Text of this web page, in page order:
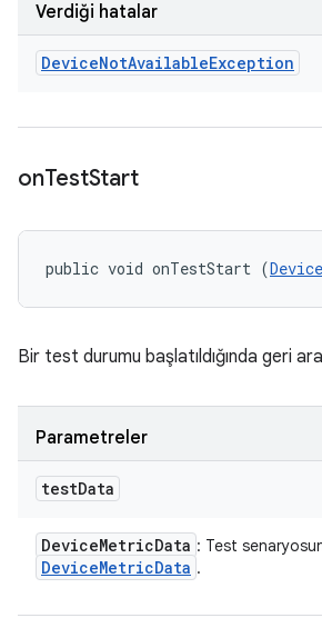
Verdiği hatalar
DeviceNotAvailableException
onTestStart
public void onTestStart (
Bir test durumu başlatıldığında geri
Parametreler
testData
DeviceMetricData : Test
DeviceMetricData .